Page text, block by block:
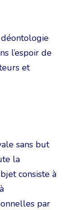
l’espoir de
et
sans but
la
consiste à
par